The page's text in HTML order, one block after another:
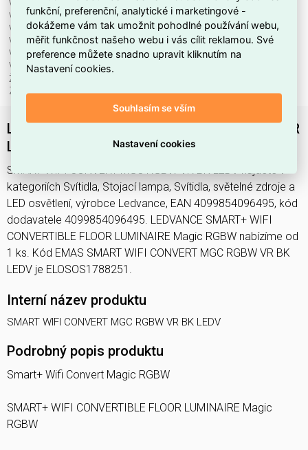
Včetně předřadníku:
ano
Včetně svět. zdroje:
ano
Vhodné pro monitor. pracoviště:
ne
Vhodné pro počet svět. zdrojů:
0
Výměnný předřadník:
ne
Výška/hloubka:
Životnost L70/B50 při 25 °C:
Značka:
Ledvance
LEDVANCE SMART+ WIFI CONVERTIBLE FLOOR
LUMINAIRE Magic RGBW
SMART WIFI CONVERT MGC RGBW VR BK LEDV najdete v
kategoriích Svítidla, Stojací lampa, Svítidla, světelné zdroje a
LED osvětlení, výrobce Ledvance, EAN 4099854096495, kód
dodavatele 4099854096495. LEDVANCE SMART+ WIFI
CONVERTIBLE FLOOR LUMINAIRE Magic RGBW nabízíme od
1 ks. Kód EMAS SMART WIFI CONVERT MGC RGBW VR BK
LEDV je ELOSOS1788251.
Interní název produktu
SMART WIFI CONVERT MGC RGBW VR BK LEDV
Podrobný popis produktu
Smart+ Wifi Convert Magic RGBW
SMART+ WIFI CONVERTIBLE FLOOR LUMINAIRE Magic
RGBW
funkční, preferenční, analytické i marketingové -
dokážeme vám tak umožnit pohodlné používání webu,
měřit funkčnost našeho webu i vás cílit reklamou. Své
preference můžete snadno upravit kliknutím na
Nastavení cookies.
Souhlasím se vším
Nastavení cookies